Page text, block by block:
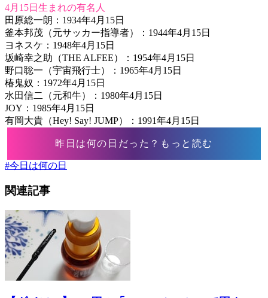
4月15日生まれの有名人
田原総一朗：1934年4月15日
釜本邦茂（元サッカー指導者）：1944年4月15日
ヨネスケ：1948年4月15日
坂崎幸之助（THE ALFEE）：1954年4月15日
野口聡一（宇宙飛行士）：1965年4月15日
椿鬼奴：1972年4月15日
水田信二（元和牛）：1980年4月15日
JOY：1985年4月15日
有岡大貴（Hey! Say! JUMP）：1991年4月15日
昨日は何の日だった？もっと読む
#今日は何の日
関連記事